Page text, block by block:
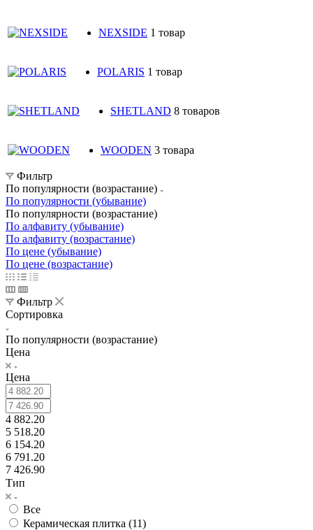
NEXSIDE 1 товар
POLARIS 1 товар
SHETLAND 8 товаров
WOODEN 3 товара
Фильтр
По популярности (возрастание)
По популярности (убывание)
По популярности (возрастание)
По алфавиту (убывание)
По алфавиту (возрастание)
По цене (убывание)
По цене (возрастание)
Фильтр
Сортировка
По популярности (возрастание)
Цена
Цена
4 882.20
5 518.20
6 154.20
6 791.20
7 426.90
Тип
Все
Керамическая плитка (11)